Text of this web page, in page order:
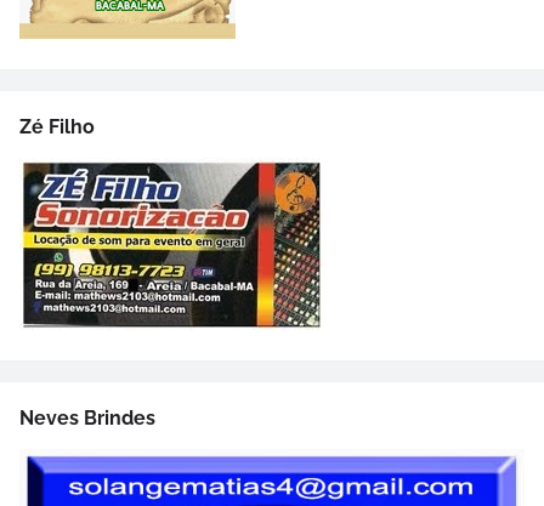
Zé Filho
Neves Brindes